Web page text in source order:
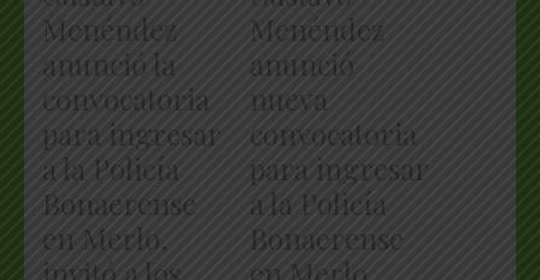
Menéndez
anunció la
convocatoria
para ingresar
a la Policía
Bonaerense
en Merlo,
Menéndez
anunció
nueva
convocatoria
para ingresar
a la Policía
Bonaerense